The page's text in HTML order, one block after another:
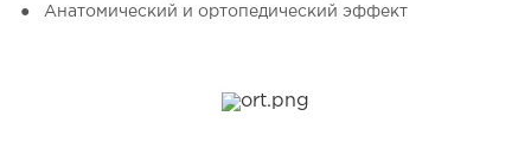
● Анатомический и ортопедический эффект